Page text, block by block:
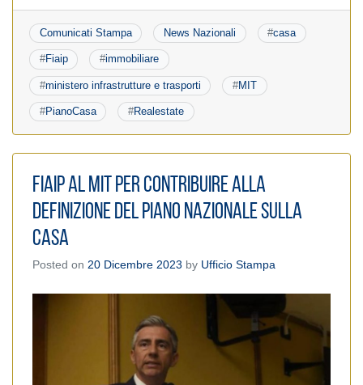
Comunicati Stampa News Nazionali #casa
#Fiaip #immobiliare
#ministero infrastrutture e trasporti #MIT
#PianoCasa #Realestate
Fiaip al MIT per contribuire alla
definizione del Piano Nazionale sulla
Casa
Posted on 20 Dicembre 2023 by Ufficio Stampa